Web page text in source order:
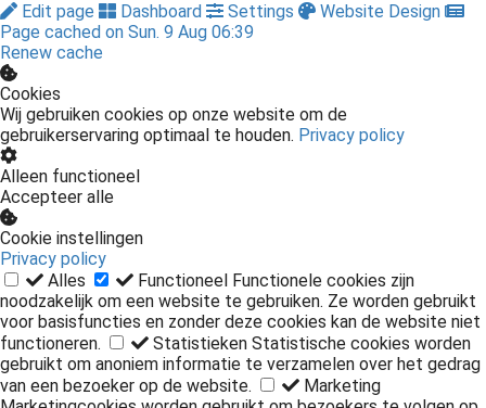
Edit page Dashboard Settings
Website Design
Page cached on Sun. 9 Aug 06:39
Renew cache
Cookies
Wij gebruiken cookies op onze website om de
gebruikerservaring optimaal te houden. Privacy policy
Alleen functioneel
Accepteer alle
Cookie instellingen
Privacy policy
Alles
Functioneel Functionele cookies zijn
noodzakelijk om een website te gebruiken. Ze worden gebruikt
voor basisfuncties en zonder deze cookies kan de website niet
functioneren.
Statistieken Statistische cookies worden
gebruikt om anoniem informatie te verzamelen over het gedrag
van een bezoeker op de website.
Marketing